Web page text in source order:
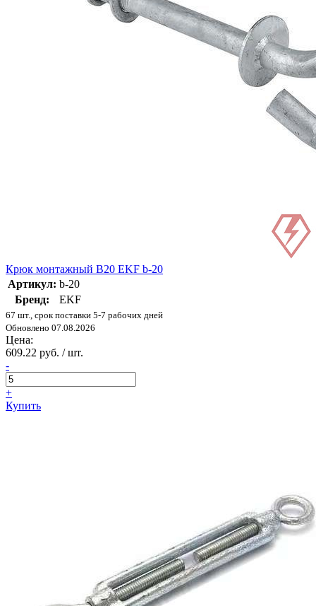
Крюк монтажный B20 EKF b-20
Артикул: b-20
Бренд:
EKF
67 шт., срок поставки 5-7 рабочих дней
Обновлено 07.08.2026
Цена:
609.22 руб. / шт.
-
+
Купить